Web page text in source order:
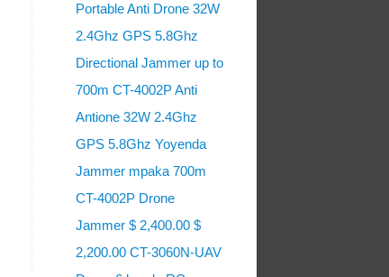
Portable Anti Drone 32W
2.4Ghz GPS 5.8Ghz
Directional Jammer up to
700m CT-4002P Anti
Antione 32W 2.4Ghz
GPS 5.8Ghz Yoyenda
Jammer mpaka 700m
CT-4002P Drone
Jammer $ 2,400.00 $
2,200.00 CT-3060N-UAV